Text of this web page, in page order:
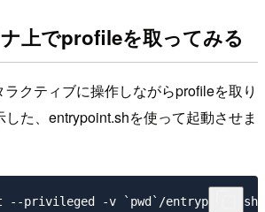
上でprofileを取ってみる
クティブに操作しながらprofileを取り
した、entrypoint.shを使って起動させま